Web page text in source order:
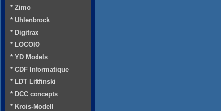
* Zimo
* Uhlenbrock
* Digitrax
* LOCOIO
* YD Models
* CDF Informatique
* LDT Littfinski
* DCC concepts
* Krois-Modell